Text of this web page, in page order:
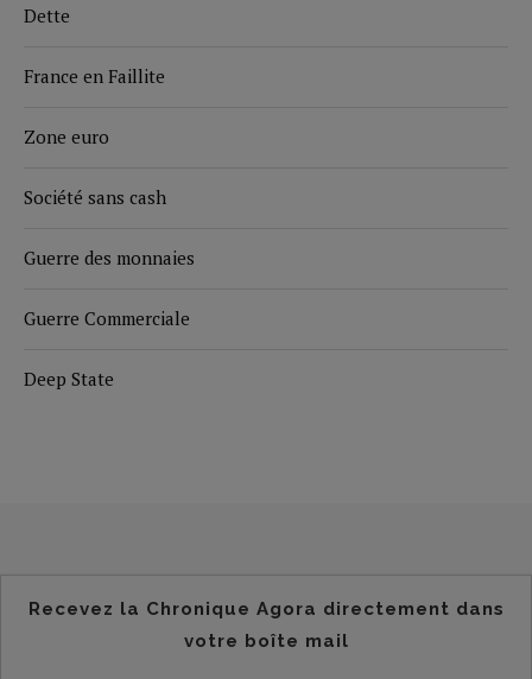
Dette
France en Faillite
Zone euro
Société sans cash
Guerre des monnaies
Guerre Commerciale
Deep State
Recevez la Chronique Agora directement dans
votre boîte mail